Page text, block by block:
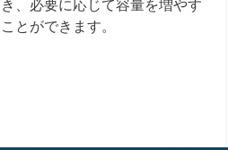
き、必要に応じて容量を増やす
ことができます。